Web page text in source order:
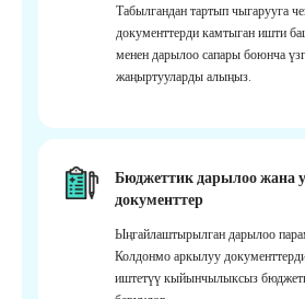
Табылгандан тартып чыгарууга
документтерди камтыган ишти
менен дарылоо сапары боюнча
жаңыртууларды алыңыз.
Бюджеттик дарылоо жана
документтер
Ыңгайлаштырылган дарылоо
Колдонмо аркылуу
иштетүү кыйынчылыксыз